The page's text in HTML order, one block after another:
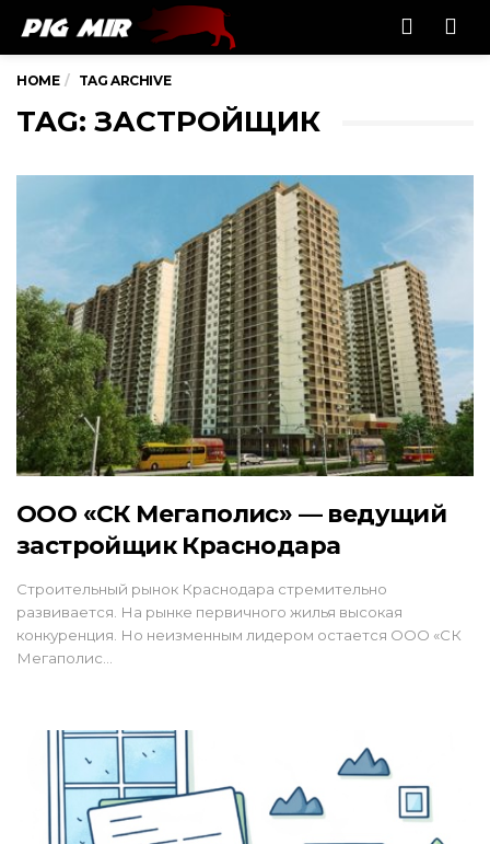
HOME TAG ARCHIVE
TAG: ЗАСТРОЙЩИК
ООО «СК Мегаполис» — ведущий
застройщик Краснодара
Строительный рынок Краснодара стремительно
развивается. На рынке первичного жилья высокая
конкуренция. Но неизменным лидером остается ООО «СК
Мегаполис…